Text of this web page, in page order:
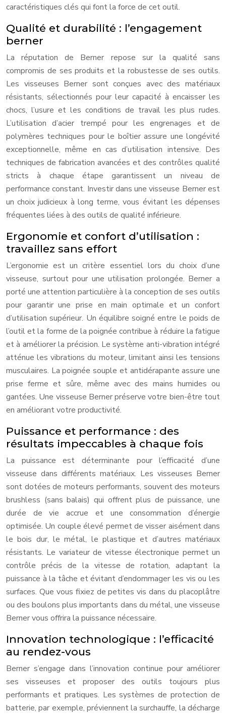
caractéristiques clés qui font la force de cet outil.
Qualité et durabilité : l’engagement
berner
La réputation de Berner repose sur la qualité sans
compromis de ses produits et la robustesse de ses outils.
Les visseuses Berner sont conçues avec des matériaux
résistants, sélectionnés pour leur capacité à encaisser les
chocs, l’usure et les conditions de travail les plus rudes.
L’utilisation d’acier trempé pour les engrenages et de
polymères techniques pour le boîtier assure une longévité
exceptionnelle, même en cas d’utilisation intensive. Des
techniques de fabrication avancées et des contrôles qualité
stricts à chaque étape garantissent un niveau de
performance constant. Investir dans une visseuse Berner est
un choix judicieux à long terme, vous évitant les dépenses
fréquentes liées à des outils de qualité inférieure.
Ergonomie et confort d’utilisation :
travaillez sans effort
L’ergonomie est un critère essentiel lors du choix d’une
visseuse, surtout pour une utilisation prolongée. Berner a
porté une attention particulière à la conception de ses outils
pour garantir une prise en main optimale et un confort
d’utilisation supérieur. Un équilibre soigné entre le poids de
l’outil et la forme de la poignée contribue à réduire la fatigue
et à améliorer la précision. Le système anti-vibration intégré
atténue les vibrations du moteur, limitant ainsi les tensions
musculaires. La poignée souple et antidérapante assure une
prise ferme et sûre, même avec des mains humides ou
gantées. Une visseuse Berner préserve votre bien-être tout
en améliorant votre productivité.
Puissance et performance : des
résultats impeccables à chaque fois
La puissance est déterminante pour l’efficacité d’une
visseuse dans différents matériaux. Les visseuses Berner
sont dotées de moteurs performants, souvent des moteurs
brushless (sans balais) qui offrent plus de puissance, une
durée de vie accrue et une consommation d’énergie
optimisée. Un couple élevé permet de visser aisément dans
le bois dur, le métal, le plastique et d’autres matériaux
résistants. Le variateur de vitesse électronique permet un
contrôle précis de la vitesse de rotation, adaptant la
puissance à la tâche et évitant d’endommager les vis ou les
surfaces. Que vous fixiez de petites vis dans du placoplâtre
ou des boulons plus importants dans du métal, une visseuse
Berner vous offrira la puissance nécessaire.
Innovation technologique : l’efficacité
au rendez-vous
Berner s’engage dans l’innovation continue pour améliorer
ses visseuses et proposer des outils toujours plus
performants et pratiques. Les systèmes de protection de
batterie, par exemple, préviennent la surchauffe, la décharge